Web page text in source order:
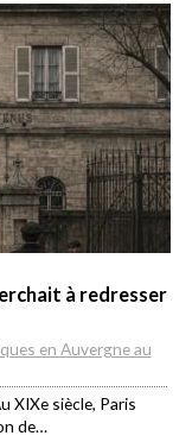
à redresser
en Auvergne au
XIXe siècle, Paris
de…